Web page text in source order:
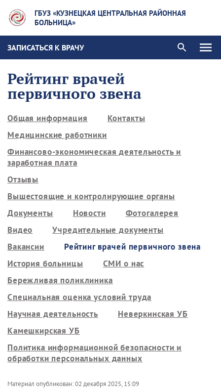
ГБУЗ «КУЗНЕЦКАЯ ЦЕНТРАЛЬНАЯ РАЙОННАЯ
БОЛЬНИЦА»
ЗАПИСАТЬСЯ К ВРАЧУ
Рейтинг врачей
первичного звена
Общая информация
Контакты
Медицинские работники
Финансово-экономическая деятельность и
заработная плата
Отзывы
Вышестоящие и контролирующие органы
Документы
Новости
Фотогалерея
Видео
Учредительные документы
Вакансии
Рейтинг врачей первичного звена
История больницы
СМИ о нас
Бережливая поликлиника
Специальная оценка условий труда
Научная деятельность
Неверкинская УБ
Камешкирская УБ
Политика информационной безопасности и
обработки персональных данных
Материал опубликован:02 декабря 2025, 15:09